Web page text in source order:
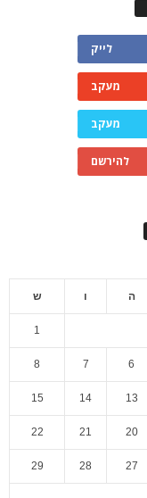
לייק
מעקב
מעקב
להירשם
ה ו ש
1
6
7
8
13
14
15
20
21
22
27
28
29